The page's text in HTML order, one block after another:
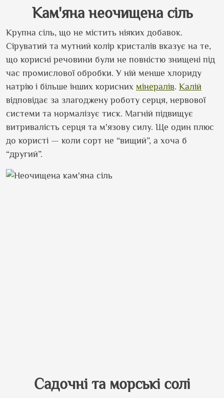
Кам'яна неочищена сіль
Крупна сіль, що не містить ніяких добавок.
Сіруватий та мутний колір кристалів вказує на те,
що корисні речовини були не повністю знищені під
час промислової обробки. У ній менше хлориду
натрію і більше інших корисних мінералів. Калій
відповідає за злагоджену роботу серця, нервової
системи та нормалізує тиск. Магній підвищує
витривалість серця та м'язову силу. Ще один плюс
до користі — коли сорт не “вищий”, а хоча б
“другий”.
Садочні та морські солі